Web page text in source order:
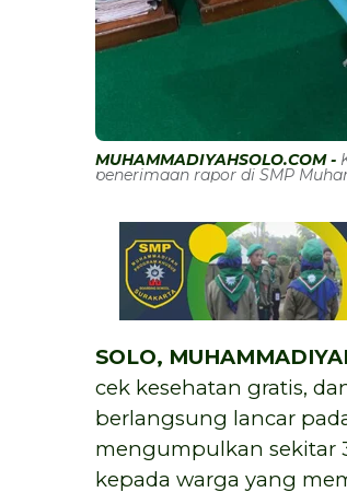
MUHAMMADIYAHSOLO.COM -
penerimaan rapor di SMP
SOLO,
cek kesehatan gratis,
berlangsung lancar
mengumpulkan sekitar
kepada warga yang